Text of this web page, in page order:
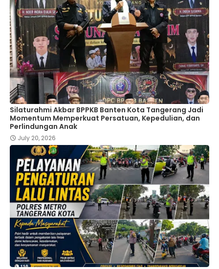
Silaturahmi Akbar BPPKB Banten Kota Tangerang Jadi
Momentum Memperkuat Persatuan, Kepedulian, dan
Perlindungan Anak
July 20, 2026